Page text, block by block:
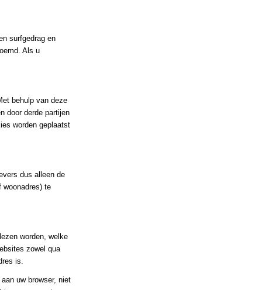
surfgedrag en
Als u
behulp van deze
door derde partijen
worden geplaatst
dus alleen de
woonadres) te
worden, welke
zowel qua
is.
uw browser, niet